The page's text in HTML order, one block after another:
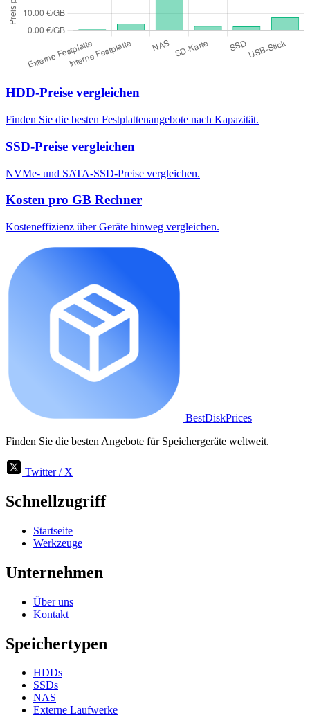
HDD-Preise vergleichen
Finden Sie die besten Festplattenangebote nach Kapazität.
SSD-Preise vergleichen
NVMe- und SATA-SSD-Preise vergleichen.
Kosten pro GB Rechner
Kosteneffizienz über Geräte hinweg vergleichen.
BestDiskPrices
Finden Sie die besten Angebote für Speichergeräte weltweit.
Twitter / X
Schnellzugriff
Startseite
Werkzeuge
Unternehmen
Über uns
Kontakt
Speichertypen
HDDs
SSDs
NAS
Externe Laufwerke